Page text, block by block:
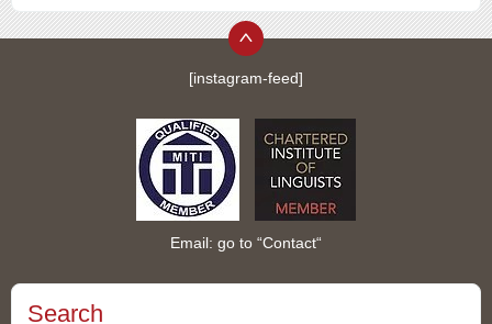
[instagram-feed]
Email: go to “Contact“
Search